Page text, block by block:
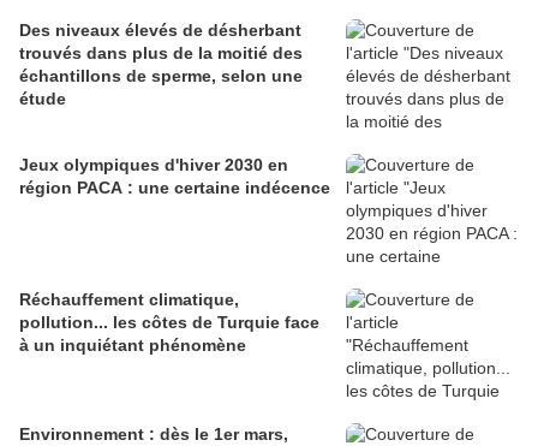
Des niveaux élevés de désherbant
trouvés dans plus de la moitié des
échantillons de sperme, selon une
étude
Jeux olympiques d'hiver 2030 en
région PACA : une certaine indécence
Réchauffement climatique,
pollution... les côtes de Turquie face
à un inquiétant phénomène
Environnement : dès le 1er mars,